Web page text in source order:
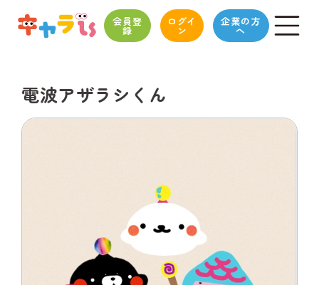
会員登
録
ログイ
ン
企業の方
へ
電波アザラシくん